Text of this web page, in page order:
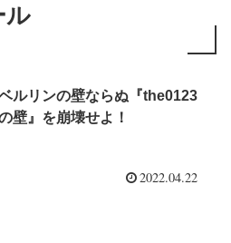
ル
ルリンの壁ならぬ『the0123
壁』を崩壊せよ！
2022.04.22